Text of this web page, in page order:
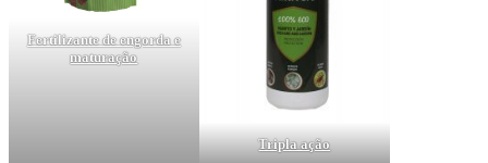
Fertilizante de engorda e
maturação
Tripla ação